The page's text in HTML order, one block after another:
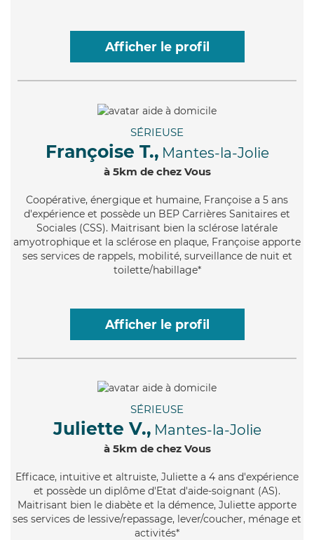
Afficher le profil
SÉRIEUSE
Françoise T., Mantes-la-Jolie
à 5km de chez Vous
Coopérative, énergique et humaine, Françoise a 5 ans
d'expérience et possède un BEP Carrières Sanitaires et
Sociales (CSS). Maitrisant bien la sclérose latérale
amyotrophique et la sclérose en plaque, Françoise apporte
ses services de rappels, mobilité, surveillance de nuit et
toilette/habillage*
Afficher le profil
SÉRIEUSE
Juliette V., Mantes-la-Jolie
à 5km de chez Vous
Efficace, intuitive et altruiste, Juliette a 4 ans d'expérience
et possède un diplôme d'Etat d'aide-soignant (AS).
Maitrisant bien le diabète et la démence, Juliette apporte
ses services de lessive/repassage, lever/coucher, ménage et
activités*